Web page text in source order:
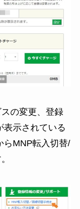
の変更、登録
表示されている
らMNP転入切替/